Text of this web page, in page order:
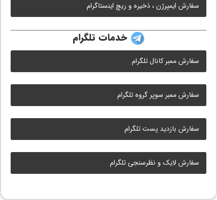
سفارش ایمپرژن ، ذخیره و ریچ اینستاگرام
خدمات تلگرام
سفارش ممبر کانال تلگرام
سفارش ممبر سوپر گروه تلگرام
سفارش بازدید پست تلگرام
سفارش لایک و نظرسنجی تلگرام